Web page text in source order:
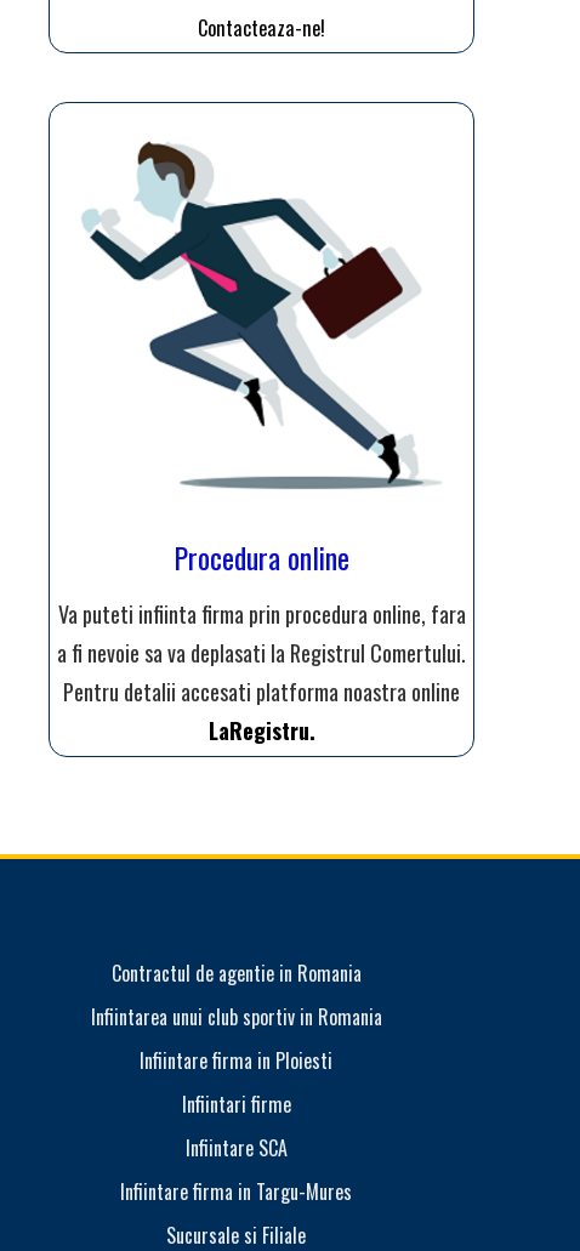
Contacteaza-ne!
Procedura online
Va puteti infiinta firma prin procedura online, fara
a fi nevoie sa va deplasati la Registrul Comertului.
Pentru detalii accesati platforma noastra online
LaRegistru.
Contractul de agentie in Romania
Infiintarea unui club sportiv in Romania
Infiintare firma in Ploiesti
Infiintari firme
Infiintare SCA
Infiintare firma in Targu-Mures
Sucursale si Filiale